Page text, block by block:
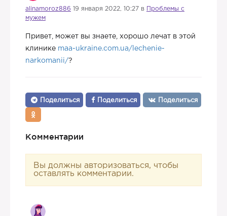
alinamoroz886 19 января 2022, 10:27 в
Проблемы с
мужем
Привет, может вы знаете, хорошо лечат в этой
клинике maa-ukraine.com.ua/lechenie-
narkomanii/?
Поделиться Поделиться Поделиться
Комментарии
Вы должны авторизоваться, чтобы
оставлять комментарии.